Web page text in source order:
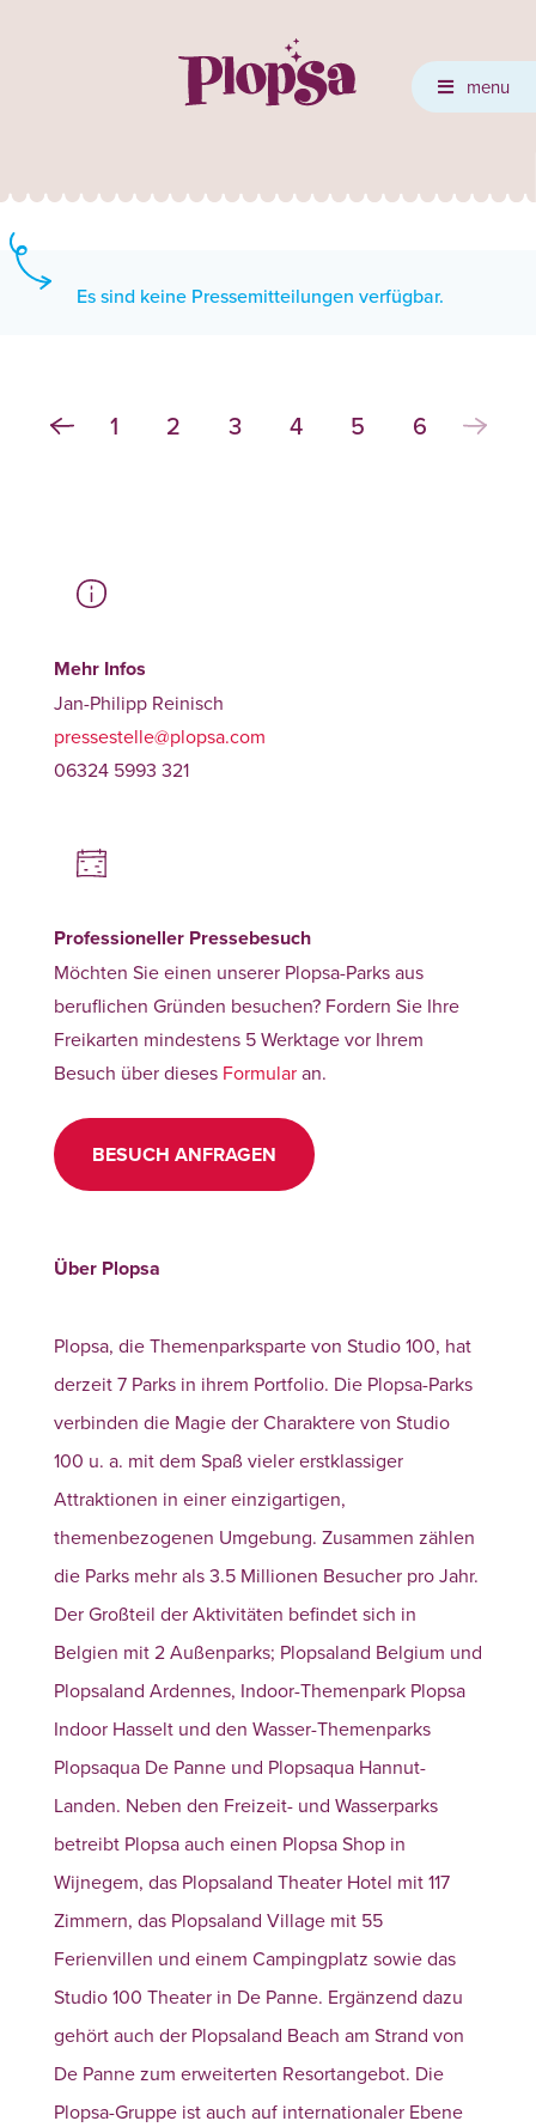
menu
Es sind keine Pressemitteilungen verfügbar.
1 2 3 4 5 6
Mehr Infos
Jan-Philipp Reinisch
pressestelle@plopsa.com
06324 5993 321
Professioneller Pressebesuch
Möchten Sie einen unserer Plopsa-Parks aus
beruflichen Gründen besuchen? Fordern Sie Ihre
Freikarten mindestens 5 Werktage vor Ihrem
Besuch über dieses Formularan.
BESUCH ANFRAGEN
Über Plopsa
Plopsa, die Themenparksparte von Studio 100, hat
derzeit 7 Parks in ihrem Portfolio. Die Plopsa-Parks
verbinden die Magie der Charaktere von Studio
100 u. a. mit dem Spaß vieler erstklassiger
Attraktionen in einer einzigartigen,
themenbezogenen Umgebung. Zusammen zählen
die Parks mehr als 3.5 Millionen Besucher pro Jahr.
Der Großteil der Aktivitäten befindet sich in
Belgien mit 2 Außenparks; Plopsaland Belgium und
Plopsaland Ardennes, Indoor-Themenpark Plopsa
Indoor Hasselt und den Wasser-Themenparks
Plopsaqua De Panne und Plopsaqua Hannut-
Landen. Neben den Freizeit- und Wasserparks
betreibt Plopsa auch einen Plopsa Shop in
Wijnegem, das Plopsaland Theater Hotel mit 117
Zimmern, das Plopsaland Village mit 55
Ferienvillen und einem Campingplatz sowie das
Studio 100 Theater in De Panne. Ergänzend dazu
gehört auch der Plopsaland Beach am Strand von
De Panne zum erweiterten Resortangebot. Die
Plopsa-Gruppe ist auch auf internationaler Ebene